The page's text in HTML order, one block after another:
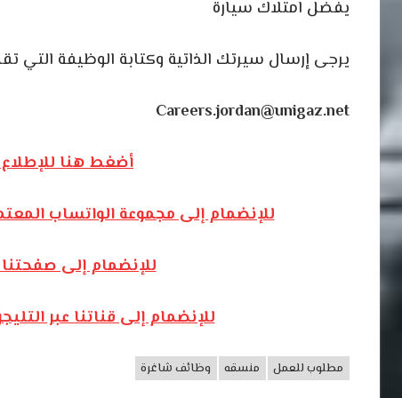
يفضل امتلاك سيارة
يرجى إرسال سيرتك الذاتية وكتابة الوظيفة التي
Careers.jordan@unigaz.net
أضغط هنا
للإنضمام إلى مجموعة الواتساب
للإنضمام إلى
للإنضمام إلى قناتنا عبر
وظائف
مطلوب للعمل منسقه وظائف شاغرة